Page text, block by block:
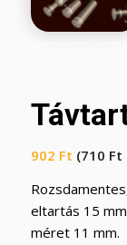
902 Ft (710 Ft
eltartás 15
méret 11 mm.